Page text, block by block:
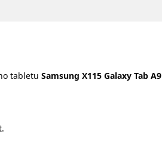
tabletu Samsung X115 Galaxy Tab A9